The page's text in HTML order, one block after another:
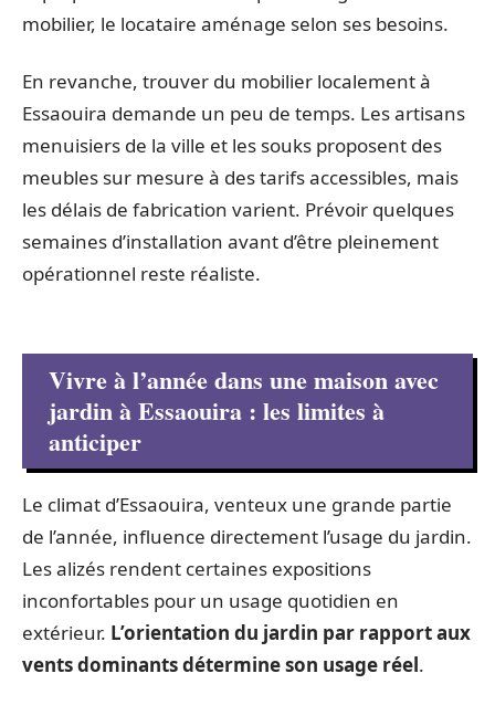
mobilier, le locataire aménage selon ses besoins.
En revanche, trouver du mobilier localement à
Essaouira demande un peu de temps. Les artisans
menuisiers de la ville et les souks proposent des
meubles sur mesure à des tarifs accessibles, mais
les délais de fabrication varient. Prévoir quelques
semaines d’installation avant d’être pleinement
opérationnel reste réaliste.
Vivre à l’année dans une maison avec
jardin à Essaouira : les limites à
anticiper
Le climat d’Essaouira, venteux une grande partie
de l’année, influence directement l’usage du jardin.
Les alizés rendent certaines expositions
inconfortables pour un usage quotidien en
extérieur. L’orientation du jardin par rapport aux
vents dominants détermine son usage réel.